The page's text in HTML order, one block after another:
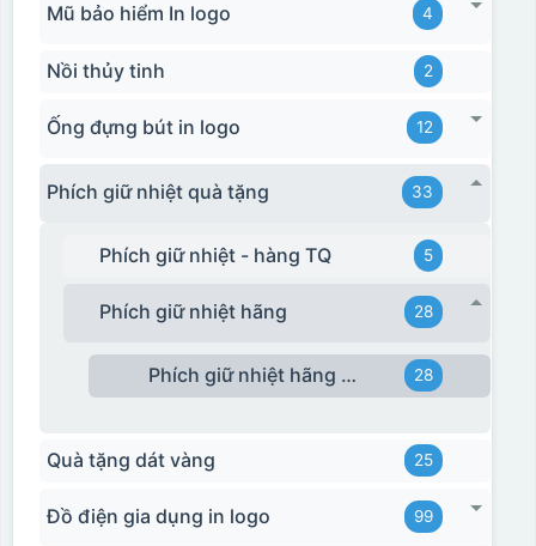
Mũ bảo hiểm In logo 4
Nồi thủy tinh 2
Ống đựng bút in logo 12
Phích giữ nhiệt quà tặng 33
Phích giữ nhiệt - hàng TQ 5
Phích giữ nhiệt hãng 28
Phích giữ nhiệt hãng Rạng Đông 28
Quà tặng dát vàng 25
Đồ điện gia dụng in logo 99